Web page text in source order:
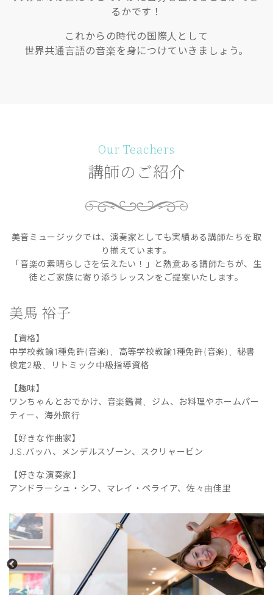
るかです！
これからの時代の国際人として
世界共通言語の音楽を身につけていきましょう。
Our Teachers
講師のご紹介
美音ミュージックでは、演奏家としても実績ある講師たちを取
り揃えています。
「音楽の素晴らしさを伝えたい！」と熱意ある講師たちが、生
徒とご家族に寄り添うレッスンをご提案いたします。
美馬 裕子
【資格】
中学校教諭1種免許(音楽)、高等学校教諭1種免許(音楽)、秘書
検定2級、リトミック中級指導資格
【趣味】
ワンちゃんとおでかけ、音楽鑑賞、ジム、お料理やホームパー
ティー、海外旅行
【好きな作曲家】
J.S.バッハ、メンデルスゾーン、スクリャービン
【好きな演奏家】
アンドラーシュ・シフ、マレイ・ペライア、佐々由佳里